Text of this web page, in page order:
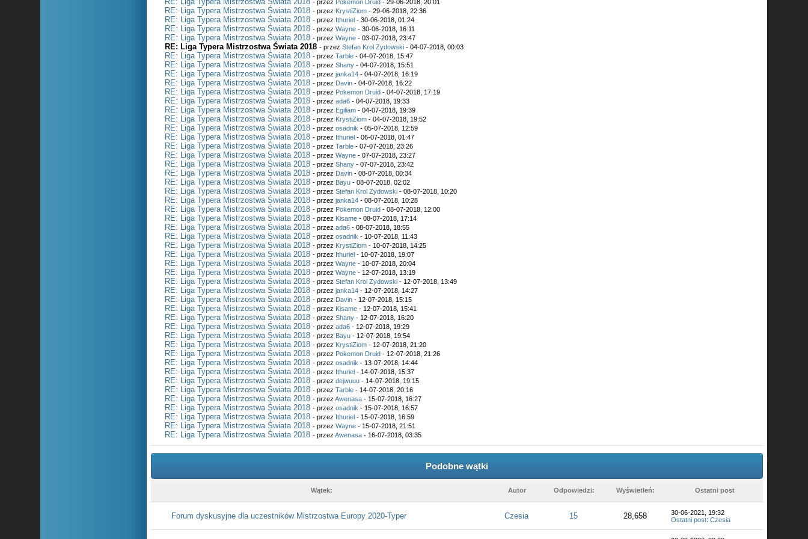
- przez Pokemon Druid - 29-06-2018, 20:01
RE: Liga Typera Mistrzostwa Świata 2018 - przez KrystiZiom - 29-06-2018, 22:36
RE: Liga Typera Mistrzostwa Świata 2018 - przez Ithuriel - 30-06-2018, 01:24
RE: Liga Typera Mistrzostwa Świata 2018 - przezWayne - 30-06-2018, 16:11
RE: Liga Typera Mistrzostwa Świata 2018 - przezWayne - 03-07-2018, 23:47
RE: Liga Typera Mistrzostwa Świata 2018 - przezStefan Krol Zydowski - 04-07-2018, 00:03
RE: Liga Typera Mistrzostwa Świata 2018 - przezTarble - 04-07-2018, 15:47
RE: Liga Typera Mistrzostwa Świata 2018 - przezShany - 04-07-2018, 15:51
RE: Liga Typera Mistrzostwa Świata 2018 - przezjanka14 - 04-07-2018, 16:19
RE: Liga Typera Mistrzostwa Świata 2018 - przez Davin - 04-07-2018, 16:22
RE: Liga Typera Mistrzostwa Świata 2018 - przez Pokemon Druid - 04-07-2018, 17:19
RE: Liga Typera Mistrzostwa Świata 2018 - przezada6 - 04-07-2018, 19:33
RE: Liga Typera Mistrzostwa Świata 2018 - przez Egiliam - 04-07-2018, 19:39
RE: Liga Typera Mistrzostwa Świata 2018 - przez KrystiZiom - 04-07-2018, 19:52
RE: Liga Typera Mistrzostwa Świata 2018 - przezosadnik - 05-07-2018, 12:59
RE: Liga Typera Mistrzostwa Świata 2018 - przez Ithuriel - 06-07-2018, 01:47
RE: Liga Typera Mistrzostwa Świata 2018 - przezTarble - 07-07-2018, 23:26
RE: Liga Typera Mistrzostwa Świata 2018 - przezWayne - 07-07-2018, 23:27
RE: Liga Typera Mistrzostwa Świata 2018 - przezShany - 07-07-2018, 23:42
RE: Liga Typera Mistrzostwa Świata 2018 - przez Davin - 08-07-2018, 00:34
RE: Liga Typera Mistrzostwa Świata 2018 - przez Bayu - 08-07-2018, 02:02
RE: Liga Typera Mistrzostwa Świata 2018 - przezStefan Krol Zydowski - 08-07-2018, 10:20
RE: Liga Typera Mistrzostwa Świata 2018 - przezjanka14 - 08-07-2018, 10:28
RE: Liga Typera Mistrzostwa Świata 2018 - przez Pokemon Druid - 08-07-2018, 12:00
RE: Liga Typera Mistrzostwa Świata 2018 - przez Kisame - 08-07-2018, 17:14
RE: Liga Typera Mistrzostwa Świata 2018 - przezada6 - 08-07-2018, 18:55
RE: Liga Typera Mistrzostwa Świata 2018 - przezosadnik - 10-07-2018, 11:43
RE: Liga Typera Mistrzostwa Świata 2018 - przez KrystiZiom - 10-07-2018, 14:25
RE: Liga Typera Mistrzostwa Świata 2018 - przez Ithuriel - 10-07-2018, 19:07
RE: Liga Typera Mistrzostwa Świata 2018 - przezWayne - 10-07-2018, 20:04
RE: Liga Typera Mistrzostwa Świata 2018 - przezWayne - 12-07-2018, 13:19
RE: Liga Typera Mistrzostwa Świata 2018 - przezStefan Krol Zydowski - 12-07-2018, 13:49
RE: Liga Typera Mistrzostwa Świata 2018 - przezjanka14 - 12-07-2018, 14:27
RE: Liga Typera Mistrzostwa Świata 2018 - przez Davin - 12-07-2018, 15:15
RE: Liga Typera Mistrzostwa Świata 2018 - przez Kisame - 12-07-2018, 15:41
RE: Liga Typera Mistrzostwa Świata 2018 - przezShany - 12-07-2018, 16:20
RE: Liga Typera Mistrzostwa Świata 2018 - przezada6 - 12-07-2018, 19:29
RE: Liga Typera Mistrzostwa Świata 2018 - przez Bayu - 12-07-2018, 19:54
RE: Liga Typera Mistrzostwa Świata 2018 - przez KrystiZiom - 12-07-2018, 21:20
RE: Liga Typera Mistrzostwa Świata 2018 - przez Pokemon Druid - 12-07-2018, 21:26
RE: Liga Typera Mistrzostwa Świata 2018 - przezosadnik - 13-07-2018, 14:44
RE: Liga Typera Mistrzostwa Świata 2018 - przez Ithuriel - 14-07-2018, 15:37
RE: Liga Typera Mistrzostwa Świata 2018 - przezdejwuuu - 14-07-2018, 19:15
RE: Liga Typera Mistrzostwa Świata 2018 - przezTarble - 14-07-2018, 20:16
RE: Liga Typera Mistrzostwa Świata 2018 - przezAwenasa - 15-07-2018, 16:27
RE: Liga Typera Mistrzostwa Świata 2018 - przezosadnik - 15-07-2018, 16:57
RE: Liga Typera Mistrzostwa Świata 2018 - przez Ithuriel - 15-07-2018, 16:59
RE: Liga Typera Mistrzostwa Świata 2018 - przezWayne - 15-07-2018, 21:51
RE: Liga Typera Mistrzostwa Świata 2018 - przezAwenasa - 16-07-2018, 03:35
Podobne wątki
Wątek: Autor Odpowiedzi: Wyświetleń: Ostatni post
Forum dyskusyjne dla uczestników Mistrzostwa Europy 2020-Typer Czesia 15 28,658
30-06-2021, 19:32
Ostatni post:Czesia